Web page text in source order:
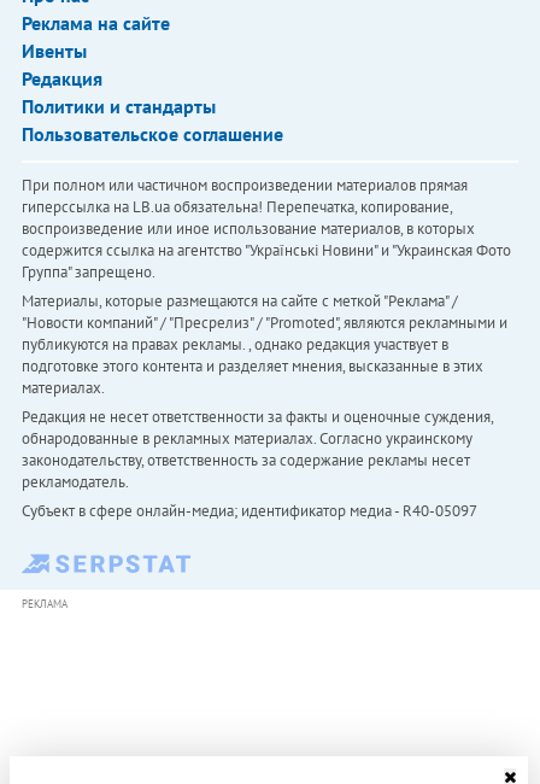
Реклама на сайте
Ивенты
Редакция
Политики и стандарты
Пользовательское соглашение
При полном или частичном воспроизведении материалов прямая
гиперссылка на LB.ua обязательна! Перепечатка, копирование,
воспроизведение или иное использование материалов, в которых
содержится ссылка на агентство "Українськi Новини" и "Украинская Фото
Группа" запрещено.
Материалы, которые размещаются на сайте с меткой "Реклама" /
"Новости компаний" / "Пресрелиз" / "Promoted", являются рекламными и
публикуются на правах рекламы. , однако редакция участвует в
подготовке этого контента и разделяет мнения, высказанные в этих
материалах.
Редакция не несет ответственности за факты и оценочные суждения,
обнародованные в рекламных материалах. Согласно украинскому
законодательству, ответственность за содержание рекламы несет
рекламодатель.
Субъект в сфере онлайн-медиа; идентификатор медиа - R40-05097
РЕКЛАМА